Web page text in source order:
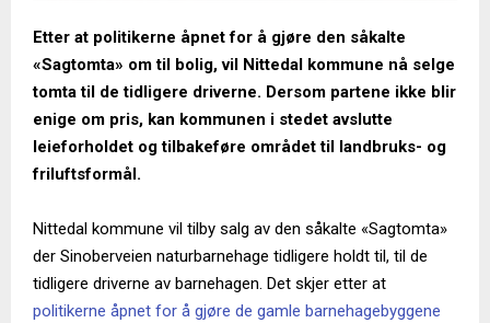
Etter at politikerne åpnet for å gjøre den såkalte
«Sagtomta» om til bolig, vil Nittedal kommune nå selge
tomta til de tidligere driverne. Dersom partene ikke blir
enige om pris, kan kommunen i stedet avslutte
leieforholdet og tilbakeføre området til landbruks- og
friluftsformål.
Nittedal kommune vil tilby salg av den såkalte «Sagtomta»
der Sinoberveien naturbarnehage tidligere holdt til, til de
tidligere driverne av barnehagen. Det skjer etter at
politikerne åpnet for å gjøre de gamle barnehagebyggene